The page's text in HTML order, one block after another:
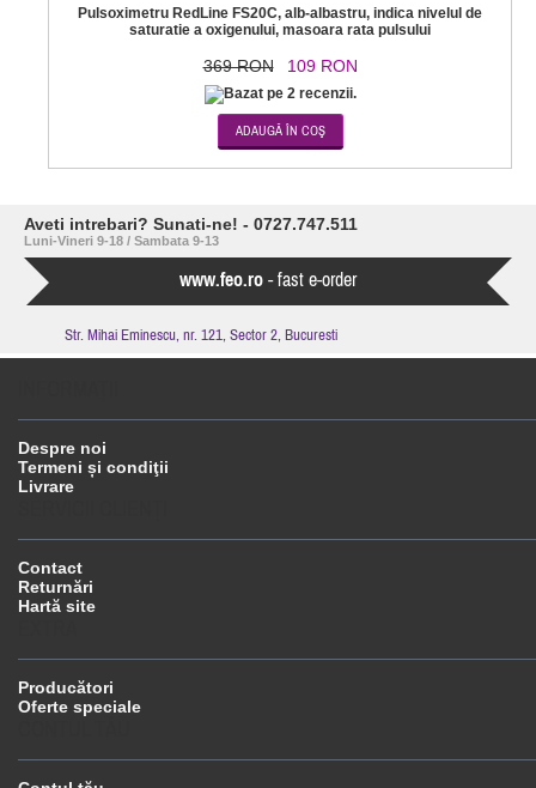
Pulsoximetru RedLine FS20C, alb-albastru, indica nivelul de
saturatie a oxigenului, masoara rata pulsului
369 RON 109 RON
Aveti intrebari? Sunati-ne! - 0727.747.511
Luni-Vineri 9-18 / Sambata 9-13
www.feo.ro - fast e-order
Str. Mihai Eminescu, nr. 121, Sector 2, Bucuresti
Despre noi
Termeni și condiţii
Livrare
Contact
Returnări
Hartă site
Producători
Oferte speciale